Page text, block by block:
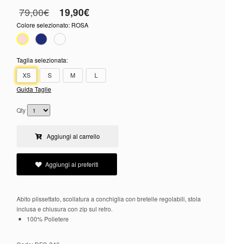
79,00€ 19,90€
Colore selezionato: ROSA
Taglia selezionata:
XS
S M
L
Guida Taglie
Qty
Aggiungi al carrello
Aggiungi ai preferiti
Abito plissettato, scollatura a conchiglia con bretelle regolabili, stola
inclusa e chiusura con zip sul retro.
100% Polietere